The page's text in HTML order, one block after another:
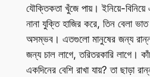
যৌক্তিকতা খুঁজে পায়। ইনিয়ে-বিনিয়ে
নানা যুক্তি হাজির করে, তিন বেলা
অসম্ভব। এতগুলো মানুষের জন্য
জন্য চাল লাগে, তরিতরকারি লাগে।
একদিনের বেশি রাখা যায়? তা ছাড়া